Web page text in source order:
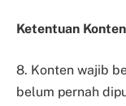
Ketentuan Konten
8. Konten wajib
belum pernah